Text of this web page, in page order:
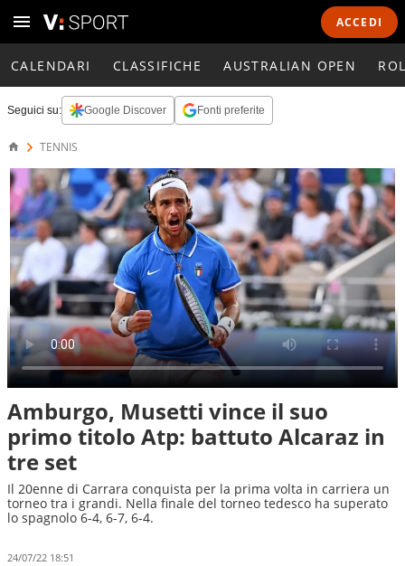
ACCEDI
CALENDARI CLASSIFICHE AUSTRALIAN OPEN
Seguici su: Google Discover Fonti preferite
TENNIS
Amburgo, Musetti vince il suo
primo titolo Atp: battuto Alcaraz in
tre set
Il 20enne di Carrara conquista per la prima volta in carriera un
torneo tra i grandi. Nella finale del torneo tedesco ha superato
lo spagnolo 6-4, 6-7, 6-4.
24/07/22 18:51